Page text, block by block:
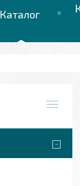
Каталог